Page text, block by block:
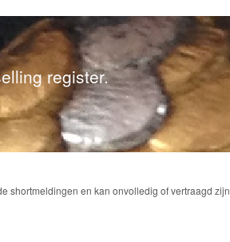
register.
shortmeldingen en kan onvolledig of vertraagd